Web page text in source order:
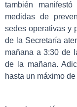
también
medidas de
sedes operativas y
de la Secretaría
mañana a 3:30 de
de la mañana.
hasta un máximo